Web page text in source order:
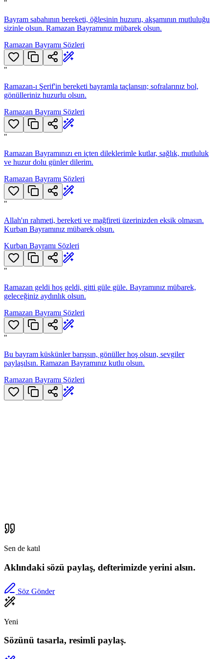
"
Bayram sabahının bereketi, öğlesinin huzuru, akşamının mutluluğu
sizinle olsun. Ramazan Bayramınız mübarek olsun.
Ramazan Bayramı Sözleri
"
Ramazan-ı Şerif'in bereketi bayramla taçlansın; sofralarınız bol,
gönülleriniz huzurlu olsun.
Ramazan Bayramı Sözleri
"
Ramazan Bayramınızı en içten dileklerimle kutlar, sağlık, mutluluk
ve huzur dolu günler dilerim.
Ramazan Bayramı Sözleri
"
Allah'ın rahmeti, bereketi ve mağfireti üzerinizden eksik olmasın.
Kurban Bayramınız mübarek olsun.
Kurban Bayramı Sözleri
"
Ramazan geldi hoş geldi, gitti güle güle. Bayramınız mübarek,
geleceğiniz aydınlık olsun.
Ramazan Bayramı Sözleri
"
Bu bayram küskünler barışsın, gönüller hoş olsun, sevgiler
paylaşılsın. Ramazan Bayramınız kutlu olsun.
Ramazan Bayramı Sözleri
Sen de katıl
Aklındaki sözü paylaş, defterimizde yerini alsın.
Söz Gönder
Yeni
Sözünü tasarla, resimli paylaş.